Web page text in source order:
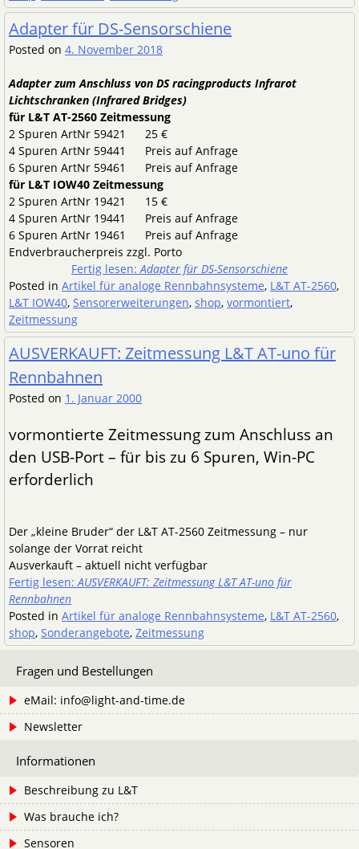
Adapter für DS-Sensorschiene
Posted on 4. November 2018
Adapter zum Anschluss von DS racingproducts Infrarot
Lichtschranken (Infrared Bridges)
für L&T AT-2560 Zeitmessung
2 Spuren ArtNr 59421 25 €
4 Spuren ArtNr 59441 Preis auf Anfrage
6 Spuren ArtNr 59461 Preis auf Anfrage
für L&T IOW40 Zeitmessung
2 Spuren ArtNr 19421 15 €
4 Spuren ArtNr 19441 Preis auf Anfrage
6 Spuren ArtNr 19461 Preis auf Anfrage
Endverbraucherpreis zzgl. Porto
Fertig lesen:Adapter für DS-Sensorschiene
Posted in Artikel für analoge Rennbahnsysteme, L&T AT-2560,
L&T IOW40, Sensorerweiterungen, shop, vormontiert,
Zeitmessung
AUSVERKAUFT: Zeitmessung L&T AT-uno für
Rennbahnen
Posted on 1. Januar 2000
vormontierte Zeitmessung zum Anschluss an
den USB-Port – für bis zu 6 Spuren, Win-PC
erforderlich
Der „kleine Bruder“ der L&T AT-2560 Zeitmessung – nur
solange der Vorrat reicht
Ausverkauft – aktuell nicht verfügbar
Fertig lesen:AUSVERKAUFT: Zeitmessung L&T AT-uno für
Rennbahnen
Posted in Artikel für analoge Rennbahnsysteme, L&T AT-2560,
shop, Sonderangebote, Zeitmessung
Fragen und Bestellungen
eMail: info@light-and-time.de
Newsletter
Informationen
Beschreibung zu L&T
Was brauche ich?
Sensoren